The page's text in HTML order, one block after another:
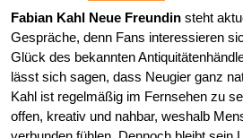
Fabian Kahl Neue Freundin steht
Gespräche, denn Fans interessieren
Glück des bekannten
lässt sich sagen, dass Neugier ganz
Kahl ist regelmäßig im Fernsehen zu
offen, kreativ und nahbar, weshalb